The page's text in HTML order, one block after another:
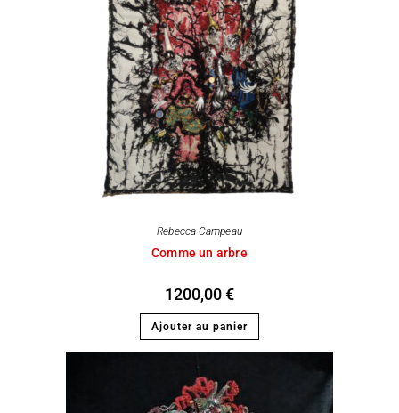
Rebecca Campeau
Comme un arbre
1200,00€
Ajouter au panier